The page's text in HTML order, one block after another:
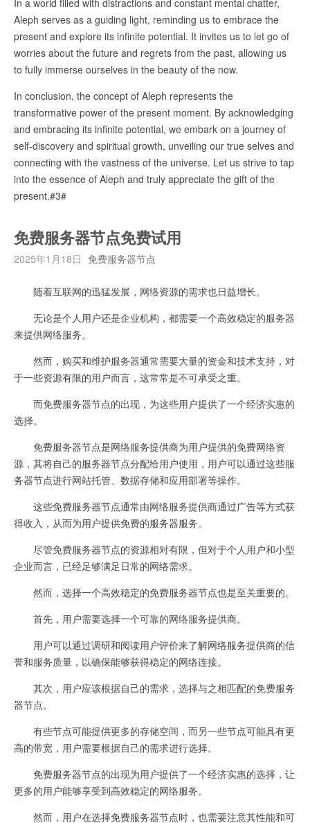
In a world filled with distractions and constant mental chatter,
Aleph serves as a guiding light, reminding us to embrace the
present and explore its infinite potential. It invites us to let go of
worries about the future and regrets from the past, allowing us
to fully immerse ourselves in the beauty of the now.
In conclusion, the concept of Aleph represents the
transformative power of the present moment. By acknowledging
and embracing its infinite potential, we embark on a journey of
self-discovery and spiritual growth, unveiling our true selves and
connecting with the vastness of the universe. Let us strive to tap
into the essence of Aleph and truly appreciate the gift of the
present.#3#
免费服务器节点免费试用
2025年1月18日 免费服务器节点
随着互联网的迅猛发展，网络资源的需求也日益增长。
无论是个人用户还是企业机构，都需要一个高效稳定的服务器
来提供网络服务。
然而，购买和维护服务器通常需要大量的资金和技术支持，对
于一些资源有限的用户而言，这常常是不可承受之重。
而免费服务器节点的出现，为这些用户提供了一个经济实惠的
选择。
免费服务器节点是网络服务提供商为用户提供的免费网络资
源，其将自己的服务器节点分配给用户使用，用户可以通过这些服
务器节点进行网站托管、数据存储和应用部署等操作。
这些免费服务器节点通常由网络服务提供商通过广告等方式获
得收入，从而为用户提供免费的服务器服务。
尽管免费服务器节点的资源相对有限，但对于个人用户和小型
企业而言，已经足够满足日常的网络需求。
然而，选择一个高效稳定的免费服务器节点也是至关重要的。
首先，用户需要选择一个可靠的网络服务提供商。
用户可以通过调研和阅读用户评价来了解网络服务提供商的信
誉和服务质量，以确保能够获得稳定的网络连接。
其次，用户应该根据自己的需求，选择与之相匹配的免费服务
器节点。
有些节点可能提供更多的存储空间，而另一些节点可能具有更
高的带宽，用户需要根据自己的需求进行选择。
免费服务器节点的出现为用户提供了一个经济实惠的选择，让
更多的用户能够享受到高效稳定的网络服务。
然而，用户在选择免费服务器节点时，也需要注意其性能和可